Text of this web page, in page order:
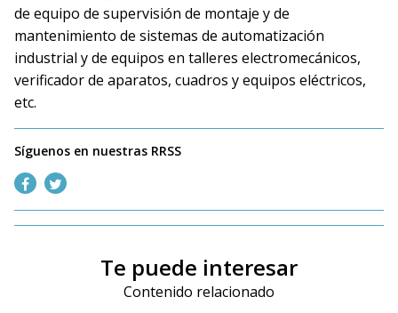
de equipo de supervisión de montaje y de
mantenimiento de sistemas de automatización
industrial y de equipos en talleres electromecánicos,
verificador de aparatos, cuadros y equipos eléctricos,
etc.
Síguenos en nuestras RRSS
Te puede interesar
Contenido relacionado